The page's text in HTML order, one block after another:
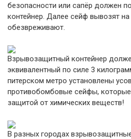
безопасности или сапёр должен
контейнер. Далее сейф вывозят
обезвреживают.
Взрывозащитный контейнер
эквивалентный по силе 3
питерском метро установлены
противобомбовые сейфы,
защитой от химических веществ!
В разных городах